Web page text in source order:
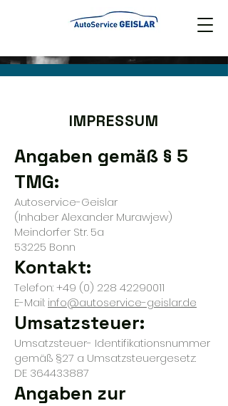
IMPRESSUM
Angaben gemäß § 5
TMG:
Autoservice-Geislar
(InhaberAlexander Murawjew)
Meindorfer Str. 5a
53225 Bonn
Kontakt:
Telefon:+49 (0) 228 42290011
E-Mail: info@autoservice-geislar.de
Umsatzsteuer:
Umsatzsteuer- Identifikationsnummer
gemäß §27 a Umsatzsteuergesetz:
DE 364433887
Angaben zur